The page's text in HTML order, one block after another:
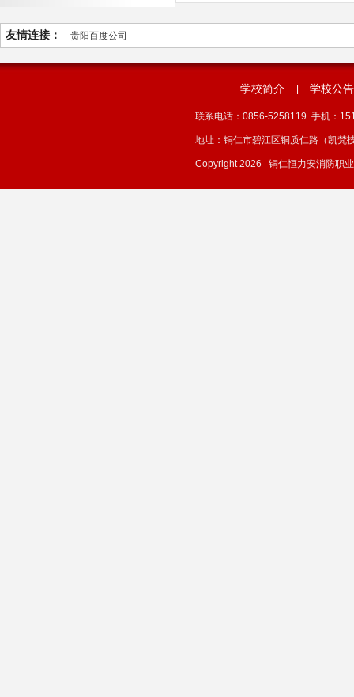
友情连接： 贵阳百度公司
学校简介 学校公告
联系电话：0856-5258119 手机：
地址：铜仁市碧江区铜质仁路（凯梵
Copyright 2026 铜仁恒力安消防职